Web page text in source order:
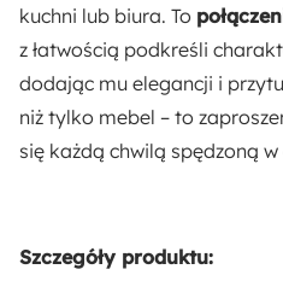
Czarny
Wysokość:
76.5 cm
kuchni lub biura. To
z łatwością podkreśli
dodając mu elegancji i
niż tylko mebel – to
się każdą chwilą spędzoną
Szczegóły produktu: